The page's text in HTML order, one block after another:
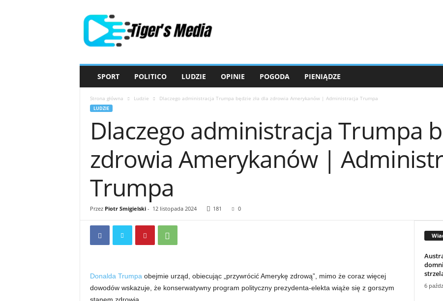
SPORT POLITICO LUDZIE OPINIE POGODA PIENIĄDZE
Strona główna Ludzie Dlaczego administracja Trumpa będzie zła dla zdrowia Amerykanów | Administracja Trumpa
LUDZIE
Dlaczego administracja Trumpa
zdrowia Amerykanów |
Trumpa
Przez Piotr Smigielski- 12 listopada 2024 181 0
Donalda Trumpa obejmie urząd, obiecując „przywrócić Amerykę zdrową”, mimo że coraz więcej
dowodów wskazuje, że konserwatywny program polityczny prezydenta-elekta wiąże się z gorszym
6